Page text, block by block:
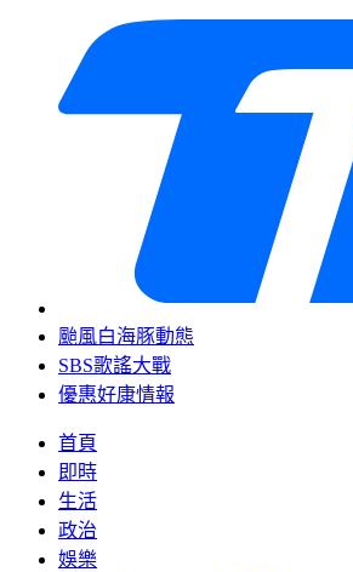
颱風白海豚動態
SBS歌謠大戰
優惠好康情報
首頁
即時
生活
政治
娛樂